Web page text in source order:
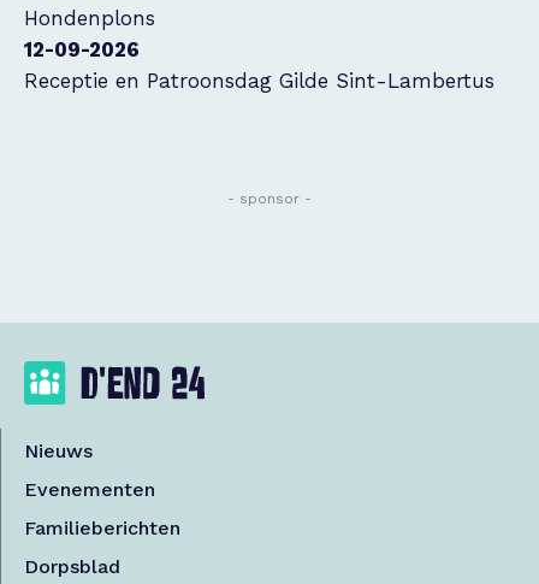
Hondenplons
12-09-2026
Receptie en Patroonsdag Gilde Sint-Lambertus
- sponsor -
Nieuws
Evenementen
Familieberichten
Dorpsblad